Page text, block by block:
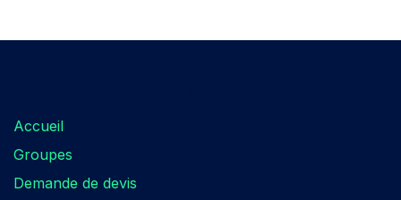
Accueil
Groupes
Demande de devis